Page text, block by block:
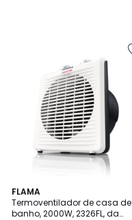
FLAMA
Termoventilador de casa de
banho, 2000W, 2326FL, da